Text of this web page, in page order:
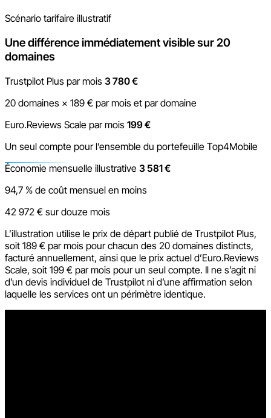
Scénario tarifaire illustratif
Une différence immédiatement visible sur 20
domaines
Trustpilot Plus par mois 3 780 €
20 domaines × 189 € par mois et par domaine
Euro.Reviews Scale par mois 199 €
Un seul compte pour l’ensemble du portefeuille Top4Mobile
Économie mensuelle illustrative 3 581 €
94,7 % de coût mensuel en moins
42 972 € sur douze mois
L’illustration utilise le prix de départ publié de Trustpilot Plus,
soit 189 € par mois pour chacun des 20 domaines distincts,
facturé annuellement, ainsi que le prix actuel d’Euro.Reviews
Scale, soit 199 € par mois pour un seul compte. Il ne s’agit ni
d’un devis individuel de Trustpilot ni d’une affirmation selon
laquelle les services ont un périmètre identique.